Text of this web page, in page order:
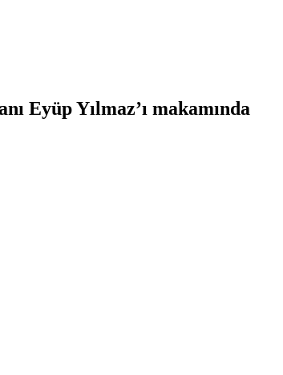
Eyüp Yılmaz’ı makamında